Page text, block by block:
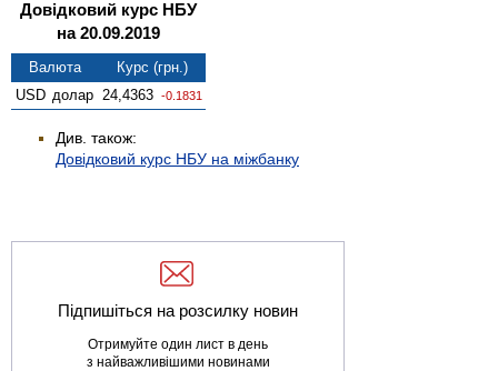
Довідковий курс НБУ
на 20.09.2019
Валюта
Курс (грн.)
USD долар 24,4363 -0.1831
Див. також:
Довідковий курс НБУ на міжбанку
Підпишіться на розсилку новин
Отримуйте один лист в день
з найважливішими новинами